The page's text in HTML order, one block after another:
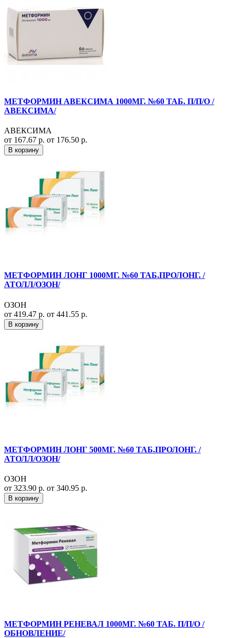
МЕТФОРМИН АВЕКСИМА 1000МГ. №60 ТАБ. П/П/О /
АВЕКСИМА/
АВЕКСИМА
от 167.67 р. от 176.50 р.
В корзину
МЕТФОРМИН ЛОНГ 1000МГ. №60 ТАБ.ПРОЛОНГ. /
АТОЛЛ/ОЗОН/
ОЗОН
от 419.47 р. от 441.55 р.
В корзину
МЕТФОРМИН ЛОНГ 500МГ. №60 ТАБ.ПРОЛОНГ. /
АТОЛЛ/ОЗОН/
ОЗОН
от 323.90 р. от 340.95 р.
В корзину
МЕТФОРМИН РЕНЕВАЛ 1000МГ. №60 ТАБ. П/П/О /
ОБНОВЛЕНИЕ/